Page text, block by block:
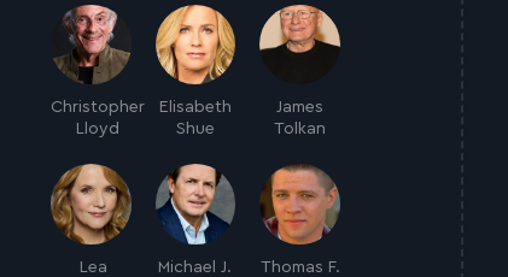
Christopher
Lloyd
Elisabeth
Shue
James
Tolkan
Lea
Michael J.
Thomas F.